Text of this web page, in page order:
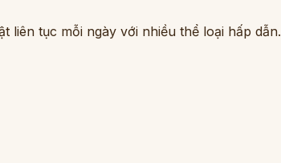
tục mỗi ngày với nhiều thể loại hấp dẫn.